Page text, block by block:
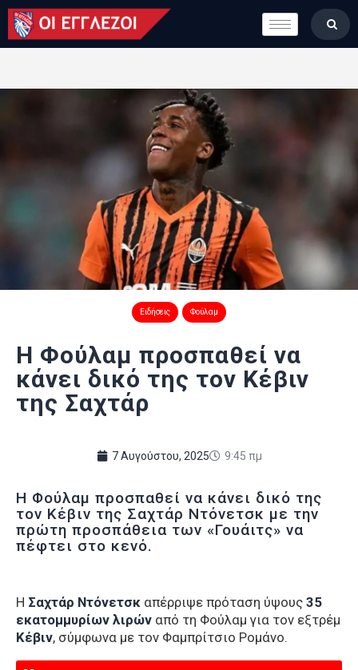
LONDON CALLING
ΚΑΤΗΓΟΡΙΕΣ
ΒΑΘΜΟΛΟΓΙΕΣ
ΠΟΙΟΙ ΕΙΜΑΣΤΕ
Ειδήσεις Φούλαμ
Η Φούλαμ προσπαθεί να
κάνει δικό της τον Κέβιν
της Σαχτάρ
7 Αυγούστου, 2025 9:45 πμ
Η Φούλαμ προσπαθεί να κάνει δικό της
τον Κέβιν της Σαχτάρ Ντόνετσκ με την
πρώτη προσπάθεια των «Γουάιτς» να
πέφτει στο κενό.
Η Σαχτάρ Ντόνετσκ απέρριψε πρόταση ύψους 35
εκατομμυρίων λιρών από τη Φούλαμ για τον εξτρέμ
Κέβιν, σύμφωνα με τον Φαμπρίτσιο Ρομάνο.